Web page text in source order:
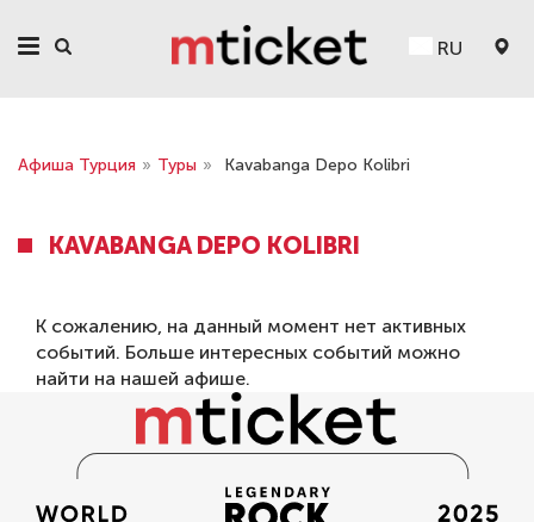
RU
Афиша Турция » Туры » Kavabanga Depo Kolibri
KAVABANGA DEPO KOLIBRI
К сожалению, на данный момент нет активных
событий. Больше интересных событий можно
найти на нашей афише.